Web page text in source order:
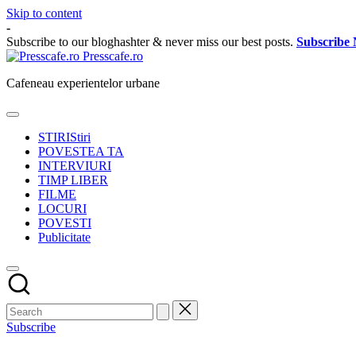
Skip to content
-
Subscribe to our bloghashter & never miss our best posts. Subscribe
Presscafe.ro
Cafeneau experientelor urbane
STIRIStiri
POVESTEA TA
INTERVIURI
TIMP LIBER
FILME
LOCURI
POVESTI
Publicitate
Subscribe